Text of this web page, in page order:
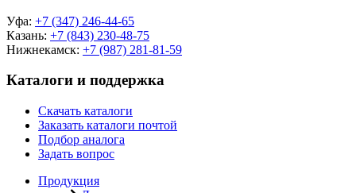
Уфа: +7 (347) 246-44-65
Казань: +7 (843) 230-48-75
Нижнекамск: +7 (987) 281-81-59
Каталоги и поддержка
Скачать каталоги
Заказать каталоги почтой
Подбор аналога
Задать вопрос
Продукция